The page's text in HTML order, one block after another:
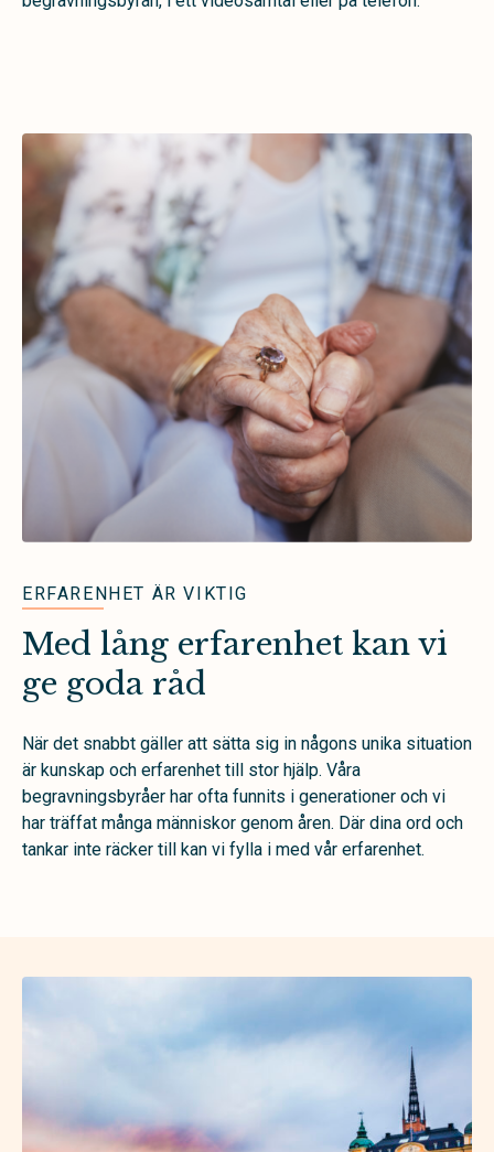
ERFARENHET ÄR VIKTIG
Med lång erfarenhet kan vi
ge goda råd
När det snabbt gäller att sätta sig in någons unika situation
är kunskap och erfarenhet till stor hjälp. Våra
begravningsbyråer har ofta funnits i generationer och vi
har träffat många människor genom åren. Där dina ord och
tankar inte räcker till kan vi fylla i med vår erfarenhet.